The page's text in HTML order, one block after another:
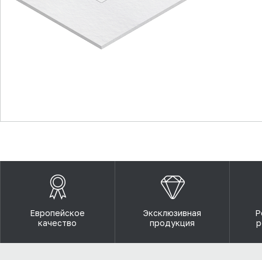
Европейское
качество
Эксклюзивная
продукция